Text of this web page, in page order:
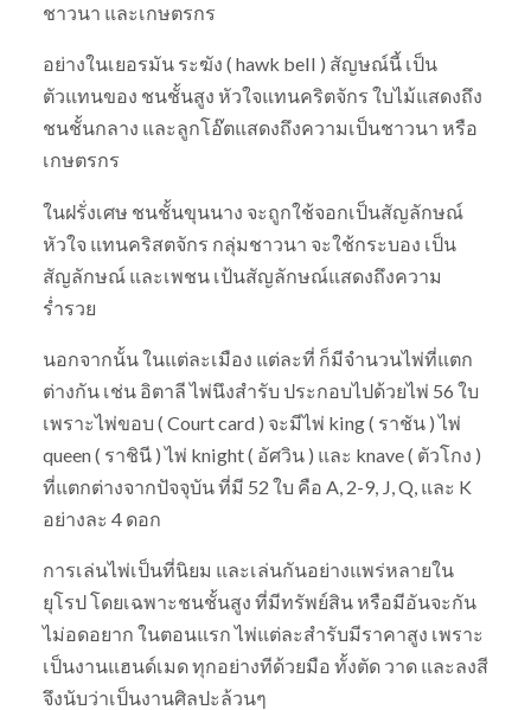
ชาวนา และเกษตรกร
อย่างในเยอรมัน ระฆัง ( hawk bell ) สัญษณ์นี้ เป็น
ตัวแทนของ ชนชั้นสูง หัวใจแทนคริตจักร ใบไม้แสดงถึง
ชนชั้นกลาง และลูกโอ๊ตแสดงถึงความเป็นชาวนา หรือ
เกษตรกร
ในฝรั่งเศษ ชนชั้นขุนนาง จะถูกใช้จอกเป็นสัญลักษณ์
หัวใจ แทนคริสตจักร กลุ่มชาวนา จะใช้กระบอง เป็น
สัญลักษณ์ และเพชน เป้นสัญลักษณ์แสดงถึงความ
ร่ำรวย
นอกจากนั้น ในแต่ละเมือง แต่ละที่ ก็มีจำนวนไพ่ที่แตก
ต่างกัน เช่น อิตาลี ไพ่นึงสำรับ ประกอบไปด้วยไพ่ 56 ใบ
เพราะไพ่ขอบ ( Court card ) จะมีไพ่ king ( ราชัน ) ไพ่
queen ( ราชินี ) ไพ่ knight ( อัศวิน ) และ knave ( ตัวโกง )
ที่แตกต่างจากปัจจุบัน ที่มี 52 ใบ คือ A, 2-9, J, Q, และ K
อย่างละ 4 ดอก
การเล่นไพ่เป็นที่นิยม และเล่นกันอย่างแพร่หลายใน
ยุโรป โดยเฉพาะชนชั้นสูง ที่มีทรัพย์สิน หรือมีอันจะกัน
ไม่อดอยาก ในตอนแรก ไพ่แต่ละสำรับมีราคาสูง เพราะ
เป็นงานแฮนด์เมด ทุกอย่างทีด้วยมือ ทั้งตัด วาด และลงสี
จึงนับว่าเป็นงานศิลปะล้วนๆ